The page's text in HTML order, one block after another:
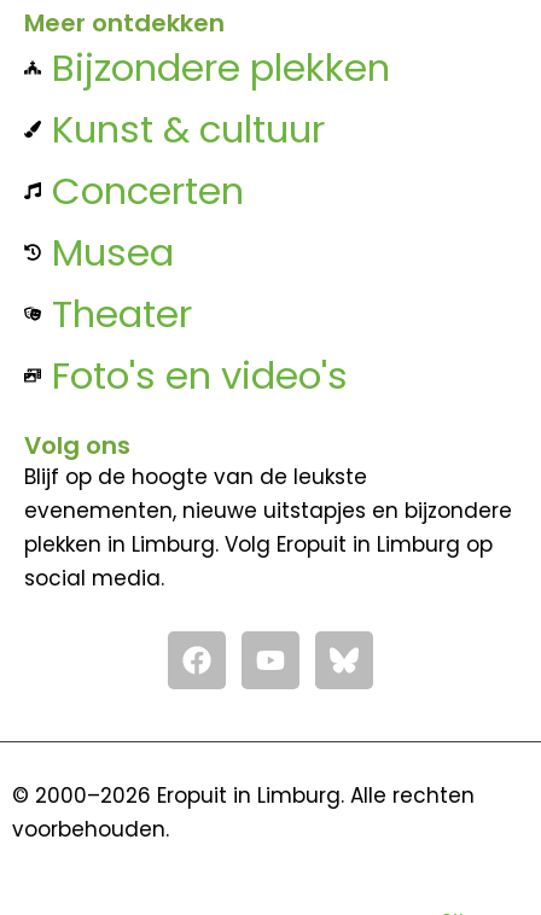
Meer ontdekken
Bijzondere plekken
Kunst & cultuur
Concerten
Musea
Theater
Foto's en video's
Volg ons
Blijf op de hoogte van de leukste
evenementen, nieuwe uitstapjes en bijzondere
plekken in Limburg. Volg Eropuit in Limburg op
social media.
F
a
c
o
Y
o
u
b
© 2000–2026 Eropuit in Limburg. Alle rechten
voorbehouden.